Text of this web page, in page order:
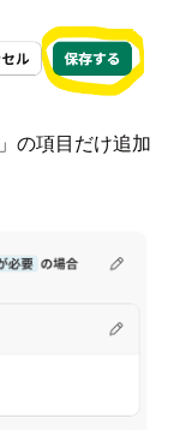
の項目だけ追加